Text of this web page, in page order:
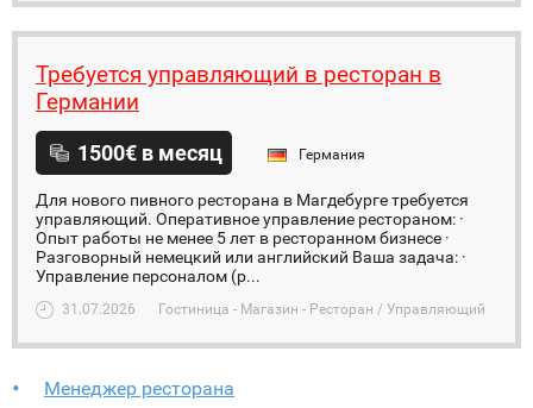
Требуется управляющий в ресторан в
Германии
1500€ в месяц Германия
Для нового пивного ресторана в Магдебурге требуется
управляющий. Оперативное управление рестораном: ·
Опыт работы не менее 5 лет в ресторанном бизнесе ·
Разговорный немецкий или английский Ваша задача: ·
Управление персоналом (р...
31.07.2026 Гостиница - Магазин - Ресторан / Управляющий
Менеджер ресторана